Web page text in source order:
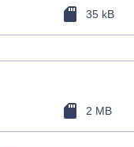
sd_card 35 kB
sd_card 2 MB